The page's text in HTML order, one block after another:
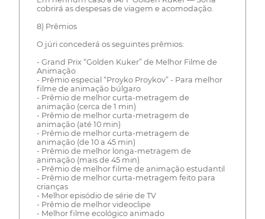
cobrirá as despesas de viagem e acomodação.
8) Prêmios
O júri concederá os seguintes prêmios:
- Grand Prix “Golden Kuker” de Melhor Filme de
Animação
- Prêmio especial “Proyko Proykov” - Para melhor
filme de animação búlgaro
- Prêmio de melhor curta-metragem de
animação (cerca de 1 min)
- Prêmio de melhor curta-metragem de
animação (até 10 min)
- Prêmio de melhor curta-metragem de
animação (de 10 a 45 min)
- Prêmio de melhor longa-metragem de
animação (mais de 45 min)
- Prêmio de melhor filme de animação estudantil
- Prêmio de melhor curta-metragem feito para
crianças
- Melhor episódio de série de TV
- Prêmio de melhor videoclipe
- Melhor filme ecológico animado